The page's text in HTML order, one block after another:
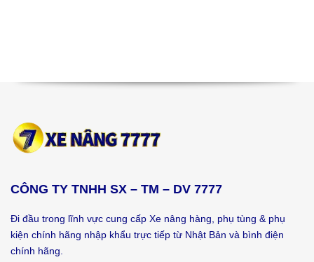
CÔNG TY TNHH SX – TM – DV 7777
Đi đầu trong lĩnh vực cung cấp Xe nâng hàng, phụ tùng & phụ
kiện chính hãng nhập khẩu trực tiếp từ Nhật Bản và bình điện
chính hãng.